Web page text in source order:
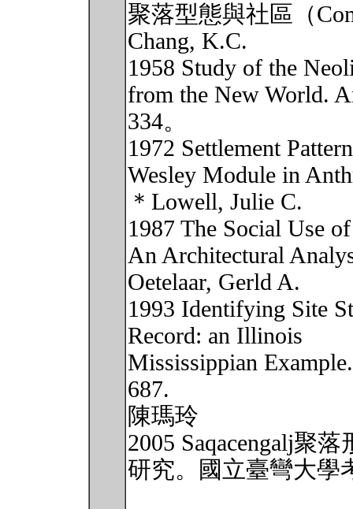
聚落型態與社區（
Chang, K.C.
1958 Study of the
from the New World.
334。
1972 Settlement
Wesley Module in
＊Lowell, Julie C.
1987 The Social Use
An Architectural
Oetelaar, Gerld A.
1993 Identifying Site
Record: an Illinois
Mississippian
687.
陳瑪玲
2005 Saqacengalj聚
研究。國立臺彎大學